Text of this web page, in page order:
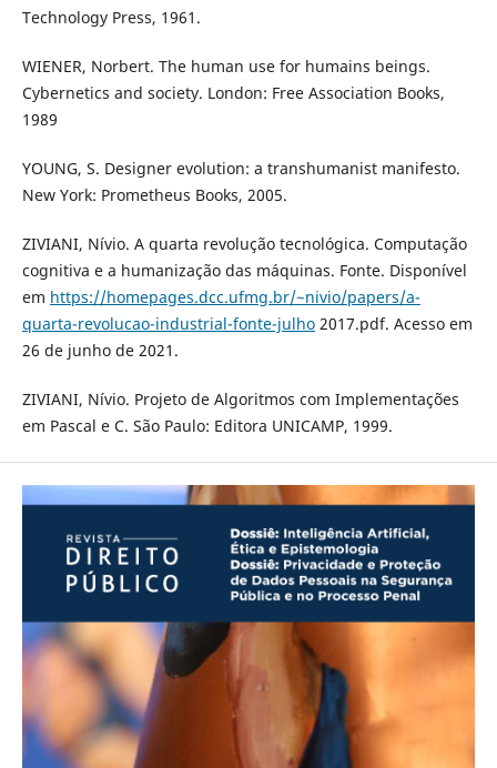
Technology Press, 1961.
WIENER, Norbert. The human use for humains beings.
Cybernetics and society. London: Free Association Books,
1989
YOUNG, S. Designer evolution: a transhumanist manifesto.
New York: Prometheus Books, 2005.
ZIVIANI, Nívio. A quarta revolução tecnológica. Computação
cognitiva e a humanização das máquinas. Fonte. Disponível
em https://homepages.dcc.ufmg.br/~nivio/papers/a-
quarta-revolucao-industrial-fonte-julho2017.pdf. Acesso em
26 de junho de 2021.
ZIVIANI, Nívio. Projeto de Algoritmos com Implementações
em Pascal e C. São Paulo: Editora UNICAMP, 1999.